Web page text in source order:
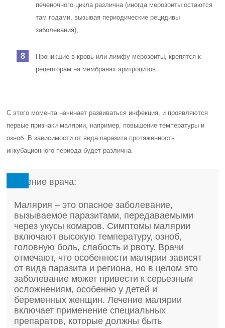
печеночного цикла различна (иногда мерозоиты остаются
там годами, вызывая периодические рецидивы
заболевания);
Проникшие в кровь или лимфу мерозоиты, крепятся к
рецепторам на мембранах эритроцитов.
С этого момента начинает развиваться инфекция, и проявляются
первые признаки малярии, например, повышение температуры и
озноб. В зависимости от вида паразита протяженность
инкубационного периода будет различна.
Мнение врача:
Малярия – это опасное заболевание,
вызываемое паразитами, передаваемыми
через укусы комаров. Симптомы малярии
включают высокую температуру, озноб,
головную боль, слабость и рвоту. Врачи
отмечают, что особенности малярии зависят
от вида паразита и региона, но в целом это
заболевание может привести к серьезным
осложнениям, особенно у детей и
беременных женщин. Лечение малярии
включает применение специальных
препаратов, которые должны быть